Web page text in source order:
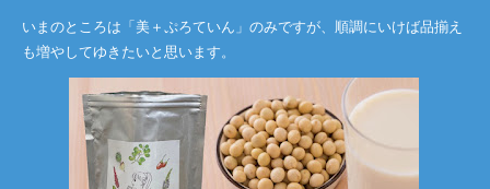
いまのところは「美＋ぷろていん」のみですが、順調にいけば品揃え
も増やしてゆきたいと思います。